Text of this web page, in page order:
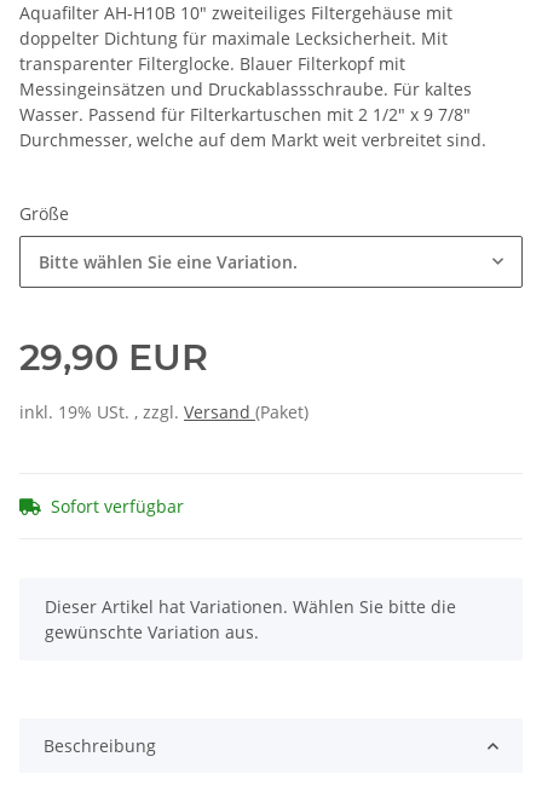
Aquafilter AH-H10B 10" zweiteiliges Filtergehäuse mit
doppelter Dichtung für maximale Lecksicherheit. Mit
transparenter Filterglocke. Blauer Filterkopf mit
Messingeinsätzen und Druckablassschraube. Für kaltes
Wasser. Passend für Filterkartuschen mit 2 1/2" x 9 7/8"
Durchmesser, welche auf dem Markt weit verbreitet sind.
Größe
Bitte wählen Sie eine Variation.
29,90 EUR
inkl. 19% USt. , zzgl. Versand (Paket)
Sofort verfügbar
x
Dieser Artikel hat Variationen. Wählen Sie bitte die
gewünschte Variation aus.
Beschreibung